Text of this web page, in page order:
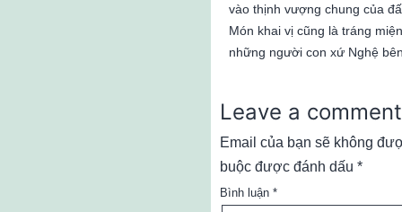
vào thịnh vượng chung của
Món khai vị cũng là tráng
những người con xứ Nghệ
Leave a comment
Email của bạn sẽ không
buộc được đánh dấu *
Bình luận *